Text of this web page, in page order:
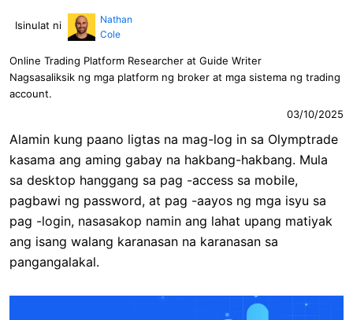
Isinulat ni
Nathan
Cole
Online Trading Platform Researcher at Guide Writer
Nagsasaliksik ng mga platform ng broker at mga sistema ng trading
account.
03/10/2025
Alamin kung paano ligtas na mag-log in sa Olymptrade
kasama ang aming gabay na hakbang-hakbang. Mula
sa desktop hanggang sa pag -access sa mobile,
pagbawi ng password, at pag -aayos ng mga isyu sa
pag -login, nasasakop namin ang lahat upang matiyak
ang isang walang karanasan na karanasan sa
pangangalakal.